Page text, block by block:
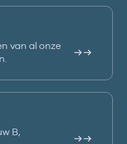
van al onze
B,